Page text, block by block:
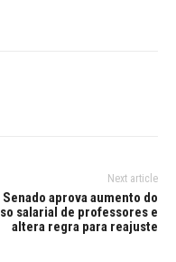
Next article
Senado aprova aumento do
salarial de professores e
altera regra para reajuste